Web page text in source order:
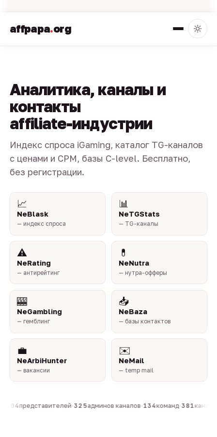
affpapa.org
Аналитика, каналы и
контакты
affiliate-индустрии
Индекс спроса iGaming, каталог TG-каналов
с ценами и CPM, базы C-level. Бесплатно,
без регистрации.
📈
NeBlask
— индекс спроса
📊
NeTGStats
— TG-каналы
⚠️
NeRating
— антирейтинг
💊
NeNutra
— нутра-офферы
🎰
NeGambling
— гемблинг
📥
NeBaza
— базы контактов
💼
NeArbiHunter
— вакансии
✉️
NeMail
— temp mail
804представителей·325админов каналов·134команд·381каналов